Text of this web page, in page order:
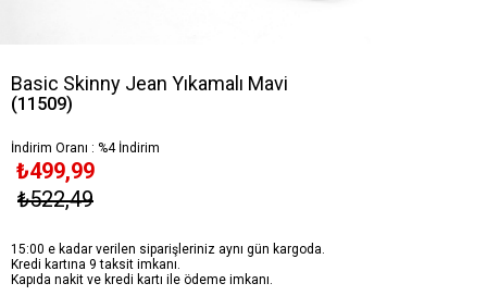
Basic Skinny Jean Yıkamalı Mavi
(11509)
İndirim Oranı : %4İndirim
₺522,49
₺499,99
15:00 e kadar verilen siparişleriniz aynı gün kargoda.
Kredi kartına 9 taksit imkanı.
Kapıda nakit ve kredi kartı ile ödeme imkanı.